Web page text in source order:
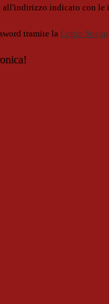
all'indirizzo indicato con le
tramite la Login